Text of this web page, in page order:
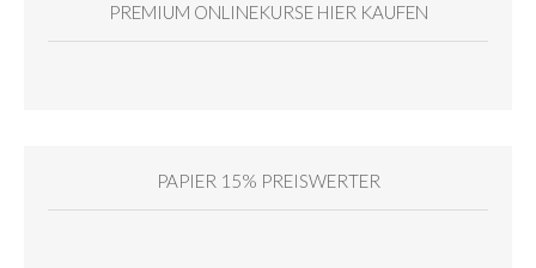
PREMIUM ONLINEKURSE HIER KAUFEN
PAPIER 15% PREISWERTER